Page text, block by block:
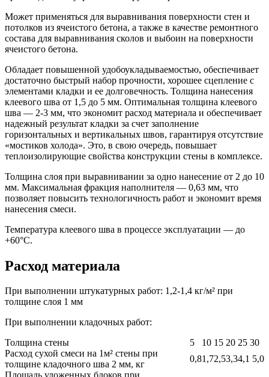
Может применяться для выравнивания поверхности стен и
потолков из ячеистого бетона, а также в качестве ремонтного
состава для выравнивания сколов и выбоин на поверхности
ячеистого бетона.
Обладает повышенной удобоукладываемостью, обеспечивает
достаточно быстрый набор прочности, хорошее сцепление с
элементами кладки и ее долговечность. Толщина нанесения
клеевого шва от 1,5 до 5 мм. Оптимальная толщина клеевого
шва — 2-3 мм, что экономит расход материала и обеспечивает
надежный результат кладки за счет заполнение
горизонтальных и вертикальных швов, гарантируя отсутствие
«мостиков холода». Это, в свою очередь, повышает
теплоизолирующие свойства конструкции стены в комплексе.
Толщина слоя при выравнивании за одно нанесение от 2 до 10
мм. Максимальная фракция наполнителя — 0,63 мм, что
позволяет повысить технологичность работ и экономит время
нанесения смеси.
Температура клеевого шва в процессе эксплуатации — до
+60°С.
Расход материала
При выполнении штукатурных работ: 1,2-1,4 кг/м² при
толщине слоя 1 мм
При выполнении кладочных работ:
Толщина стены
5 10 15 20 25 30
Расход сухой смеси на 1м² стены при
толщине кладочного шва 2 мм, кг
0,81,72,53,34,1 5,0